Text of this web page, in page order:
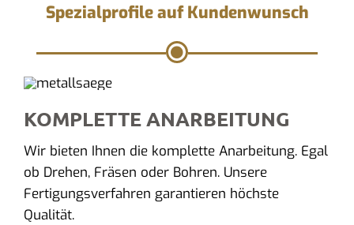
Spezialprofile auf Kundenwunsch
KOMPLETTE ANARBEITUNG
Wir bieten Ihnen die komplette Anarbeitung. Egal
ob Drehen, Fräsen oder Bohren. Unsere
Fertigungsverfahren garantieren höchste
Qualität.